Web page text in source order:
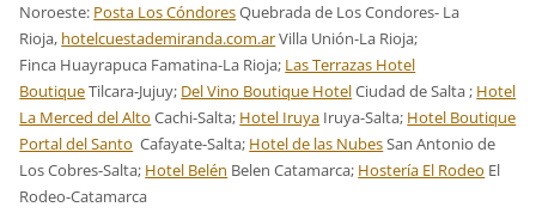
Noroeste: Posta Los CóndoresQuebrada de Los Condores- La
Rioja, hotelcuestademiranda.com.arVilla Unión-La Rioja;
Finca Huayrapuca Famatina-La Rioja; Las Terrazas Hotel
BoutiqueTilcara-Jujuy; Del Vino Boutique HotelCiudad de Salta ; Hotel
La Merced del Alto Cachi-Salta; Hotel Iruya Iruya-Salta; Hotel Boutique
Portal del Santo Cafayate-Salta; Hotel de las NubesSan Antonio de
Los Cobres-Salta; Hotel Belén Belen Catamarca; Hostería El Rodeo El
Rodeo-Catamarca